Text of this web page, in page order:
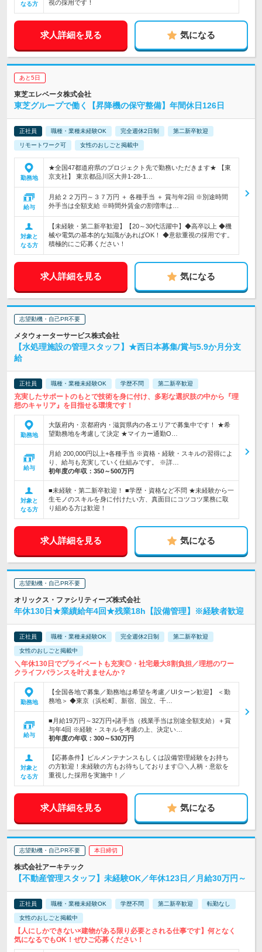
なる方 視の採用です！
求人詳細を見る 気になる
あと5日
東芝エレベータ株式会社
東芝グループで働く【昇降機の保守整備】年間休日126日
正社員 職種・業種未経験OK 完全週休2日制 第二新卒歓迎
リモートワーク可 女性のおしごと掲載中
勤務地
★全国47都道府県のプロジェクト先で勤務いただきます★ 【東
京支社】 東京都品川区大井1-28-1…
給与
月給２２万円～３７万円 ＋ 各種手当 ＋ 賞与年2回 ※別途時間
外手当は全額支給 ※時間外賃金の割増率は…
対象と
なる方
【未経験・第二新卒歓迎】【20～30代活躍中】◆高卒以上 ◆機
械や電気の基本的な知識があればOK！ ◆意欲重視の採用です。
積極的にご応募ください！
求人詳細を見る 気になる
志望動機・自己PR不要
メタウォーターサービス株式会社
【水処理施設の管理スタッフ】★西日本募集/賞与5.9か月分支
給
正社員 職種・業種未経験OK 学歴不問 第二新卒歓迎
充実したサポートのもとで技術を身に付け、多彩な選択肢の中から『理
想のキャリア』を目指せる環境です！
勤務地
大阪府内・京都府内・滋賀県内の各エリアで募集中です！ ★希
望勤務地を考慮して決定 ★マイカー通勤O…
給与
月給 200,000円以上+各種手当 ※資格・経験・スキルの習得によ
り、給与も充実していく仕組みです。 ※詳…
初年度の年収： 350～500万円
対象と
なる方
■未経験・第二新卒歓迎！ ■学歴・資格など不問 ★未経験から一
生モノのスキルを身に付けたい方、真面目にコツコツ業務に取
り組める方は歓迎！
求人詳細を見る 気になる
志望動機・自己PR不要
オリックス・ファシリティーズ株式会社
年休130日★業績給年4回★残業18h【設備管理】※経験者歓迎
正社員 職種・業種未経験OK 完全週休2日制 第二新卒歓迎
女性のおしごと掲載中
＼年休130日でプライベートも充実◎・社宅最大8割負担／理想のワー
クライフバランスを叶えませんか？
勤務地
【全国各地で募集／勤務地は希望を考慮／UIターン歓迎】 ＜勤
務地＞ ◆東京（浜松町、新宿、国立、千…
給与
■月給19万円～32万円+諸手当（残業手当は別途全額支給）＋賞
与年4回 ※経験・スキルを考慮の上、決定い…
初年度の年収： 300～530万円
対象と
なる方
【応募条件】ビルメンテナンスもしくは設備管理経験をお持ち
の方歓迎！未経験の方もお待ちしております◎＼人柄・意欲を
重視した採用を実施中！／
求人詳細を見る 気になる
志望動機・自己PR不要 本日締切
株式会社アーキテック
【不動産管理スタッフ】未経験OK／年休123日／月給30万円～
正社員 職種・業種未経験OK 学歴不問 第二新卒歓迎 転勤なし
女性のおしごと掲載中
【人にしかできない×建物がある限り必要とされる仕事です】何となく
気になるでもOK！ぜひご応募ください！